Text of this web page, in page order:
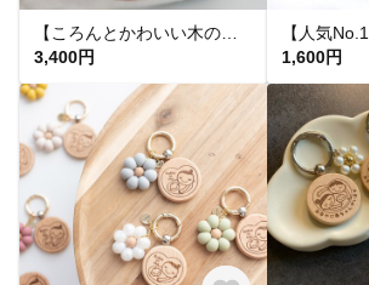
3,400円
1,600円